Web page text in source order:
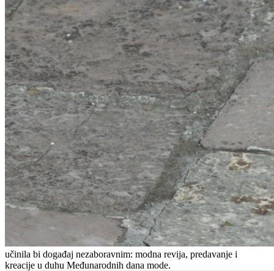
učinila bi događaj nezaboravnim: modna revija, predavanje i
kreacije u duhu Međunarodnih dana mode.